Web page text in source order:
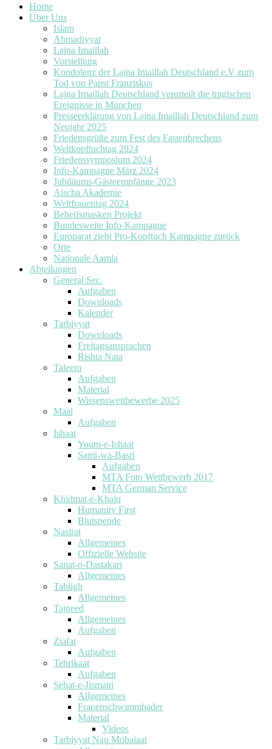
Home
Über Uns
Islam
Ahmadiyyat
Lajna Imaillah
Vorstellung
Kondolenz der Lajna Imaillah Deutschland e.V zum
Tod von Papst Franziskus
Lajna Imaillah Deutschland verurteilt die tragischen
Ereignisse in München
Presseerklärung von Lajna Imaillah Deutschland zum
Neujahr 2025
Friedensgrüße zum Fest des Fastenbrechens
Weltkopftuchtag 2024
Friedenssymposium 2024
Info-Kampagne März 2024
Jubiläums-Gästeempfänge 2023
Aischa Akademie
Weltfrauentag 2024
Behelfsmasken Projekt
Bundesweite Info-Kampagne
Europarat zieht Pro-Kopftuch Kampagne zurück
Orte
Nationale Aamla
Abteilungen
General Sec.
Aufgaben
Downloads
Kalender
Tarbiyyat
Downloads
Freitagsansprachen
Rishta Nata
Taleem
Aufgaben
Material
Wissenswettbewerbe 2025
Maal
Aufgaben
Ishaat
Youm-e-Ishaat
Sami-wa-Basri
Aufgaben
MTA Foto Wettbewerb 2017
MTA German Service
Khidmat-e-Khalq
Humanity First
Blutspende
Nasirat
Allgemeines
Offizielle Website
Sanat-o-Dastakari
Allgemeines
Tabligh
Allgemeines
Tajneed
Allgemeines
Aufgaben
Ziafat
Aufgaben
Tehrikaat
Aufgaben
Sehat-e-Jismani
Allgemeines
Frauenschwimmbäder
Material
Videos
Tarbiyyat Nau Mobaiaat